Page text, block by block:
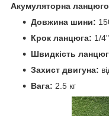
Акумуляторна
Довжина шини:
Крок ланцюга: 1/4"
Швидкість
Захист двигуна:
Вага: 2.5 кг